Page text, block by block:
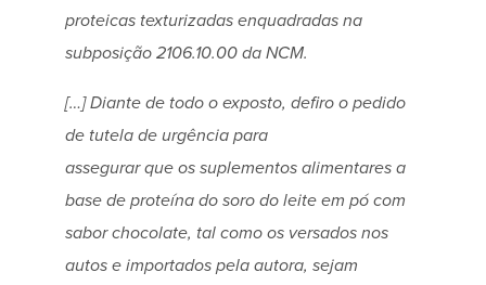
proteicas texturizadas enquadradas na
subposição 2106.10.00 da NCM.
[…] Diante de todo o exposto, defiro o pedido
de tutela de urgência para
assegurar que os suplementos alimentares a
base de proteína do soro do leite em pó com
sabor chocolate, tal como os versados nos
autos e importados pela autora, sejam